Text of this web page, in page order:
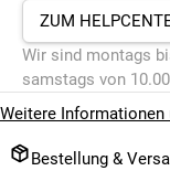
ZUM
Wir sind montags
samstags von
Weitere Informationen
Bestellung &